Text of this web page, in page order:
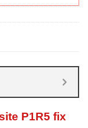
P1R5 fix